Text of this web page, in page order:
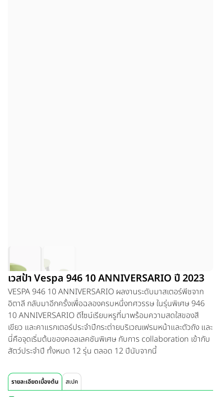
เวสป้า Vespa 946 10 ANNIVERSARIO ปี 2023
VESPA 946 10 ANNIVERSARIO ผลงานระดับมาสเตอร์พีชจาก
อิตาลี กลับมาอีกครั้งเพื่อฉลองครบหนึ่งทศวรรษ ในรุ่นพิเศษ 946
10 ANNIVERSARIO ดีไซน์เรียบหรูที่มาพร้อมความสดใสของสี
เขียว และคาแรกเตอร์ประจำปีกระต่ายบริเวณเฟรมหน้าและตัวถัง และ
นี่คือจุดเริ่มต้นของคอลเลคชันพิเศษ กับการ collaboration เข้ากับ
สัตว์ประจำปี ทั้งหมด 12 รุ่น ตลอด 12 ปีนับจากนี้
รายละเอียดเบื้องต้น สเปค